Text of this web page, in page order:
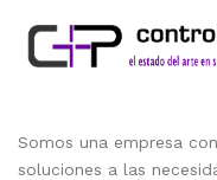
Somos una empresa
soluciones a las